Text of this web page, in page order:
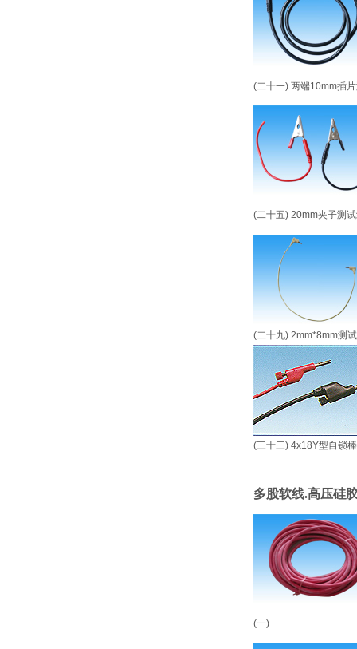
(二十一) 两端10mm插
(二十五) 20mm夹子测
(二十九) 2mm*8mm测
(三十三) 4x18Y型自锁棒
多股软线.高压硅
(一)